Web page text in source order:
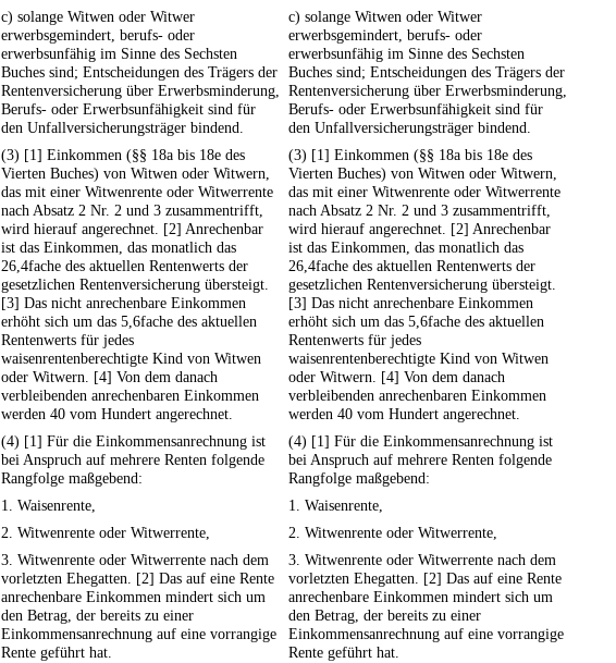
c) solange Witwen oder Witwer
erwerbsgemindert, berufs- oder
erwerbsunfähig im Sinne des Sechsten
Buches sind; Entscheidungen des Trägers der
Rentenversicherung über Erwerbsminderung,
Berufs- oder Erwerbsunfähigkeit sind für
den Unfallversicherungsträger bindend.
c) solange Witwen oder Witwer
erwerbsgemindert, berufs- oder
erwerbsunfähig im Sinne des Sechsten
Buches sind; Entscheidungen des Trägers der
Rentenversicherung über Erwerbsminderung,
Berufs- oder Erwerbsunfähigkeit sind für
den Unfallversicherungsträger bindend.
(3) [1] Einkommen (§§ 18a bis 18e des
Vierten Buches) von Witwen oder Witwern,
das mit einer Witwenrente oder Witwerrente
nach Absatz 2 Nr. 2 und 3 zusammentrifft,
wird hierauf angerechnet. [2] Anrechenbar
ist das Einkommen, das monatlich das
26,4fache des aktuellen Rentenwerts der
gesetzlichen Rentenversicherung übersteigt.
[3] Das nicht anrechenbare Einkommen
erhöht sich um das 5,6fache des aktuellen
Rentenwerts für jedes
waisenrentenberechtigte Kind von Witwen
oder Witwern. [4] Von dem danach
verbleibenden anrechenbaren Einkommen
werden 40 vom Hundert angerechnet.
(3) [1] Einkommen (§§ 18a bis 18e des
Vierten Buches) von Witwen oder Witwern,
das mit einer Witwenrente oder Witwerrente
nach Absatz 2 Nr. 2 und 3 zusammentrifft,
wird hierauf angerechnet. [2] Anrechenbar
ist das Einkommen, das monatlich das
26,4fache des aktuellen Rentenwerts der
gesetzlichen Rentenversicherung übersteigt.
[3] Das nicht anrechenbare Einkommen
erhöht sich um das 5,6fache des aktuellen
Rentenwerts für jedes
waisenrentenberechtigte Kind von Witwen
oder Witwern. [4] Von dem danach
verbleibenden anrechenbaren Einkommen
werden 40 vom Hundert angerechnet.
(4) [1] Für die Einkommensanrechnung ist
bei Anspruch auf mehrere Renten folgende
Rangfolge maßgebend:
(4) [1] Für die Einkommensanrechnung ist
bei Anspruch auf mehrere Renten folgende
Rangfolge maßgebend:
1. Waisenrente,
1. Waisenrente,
2. Witwenrente oder Witwerrente,
2. Witwenrente oder Witwerrente,
3. Witwenrente oder Witwerrente nach dem
vorletzten Ehegatten. [2] Das auf eine Rente
anrechenbare Einkommen mindert sich um
den Betrag, der bereits zu einer
Einkommensanrechnung auf eine vorrangige
Rente geführt hat.
3. Witwenrente oder Witwerrente nach dem
vorletzten Ehegatten. [2] Das auf eine Rente
anrechenbare Einkommen mindert sich um
den Betrag, der bereits zu einer
Einkommensanrechnung auf eine vorrangige
Rente geführt hat.